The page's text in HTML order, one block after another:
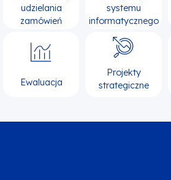
udzielania
zamówień
systemu
informatycznego
Ewaluacja
Projekty
strategiczne